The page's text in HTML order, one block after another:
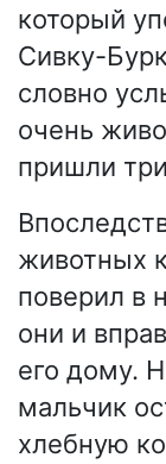
который
Сивку-
словно
очень
пришли
животных
поверил в
они и
его дому.
мальчик
хлебную